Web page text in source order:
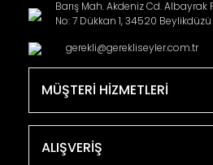
Barış Mah. Akdeniz Cd.
No: 7 Dükkan 1, 34520 Beylikdüzü
gerekli@gerekliseyler.com.tr
MÜŞTERİ HİZMETLERİ
ALIŞVERİŞ